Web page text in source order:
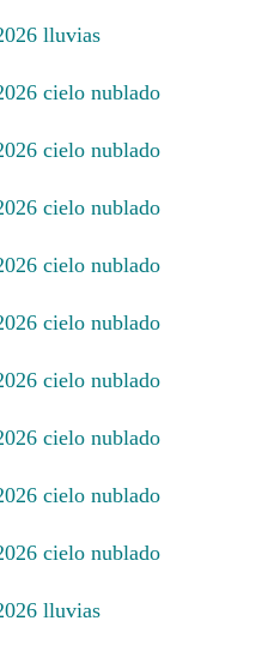
lluvias
cielo nublado
cielo nublado
cielo nublado
cielo nublado
cielo nublado
cielo nublado
cielo nublado
cielo nublado
cielo nublado
lluvias